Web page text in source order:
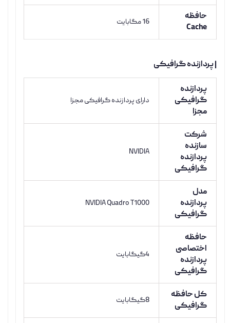
حافظه
Cache
16 مگابایت
| پردازنده گرافیکی
پردازنده
گرافیکی
مجزا
دارای پردازنده گرافیکی مجزا
شرکت
سازنده
پردازنده
گرافیکی
NVIDIA
مدل
پردازنده
گرافیکی
NVIDIA Quadro T1000
حافظه
اختصاصی
پردازنده
گرافیکی
4گیگابایت
کل حافظه
گرافیکی
8گیگابایت